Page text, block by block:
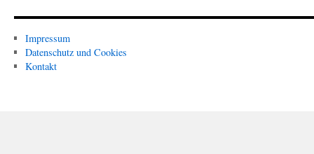
Impressum
Datenschutz und Cookies
Kontakt